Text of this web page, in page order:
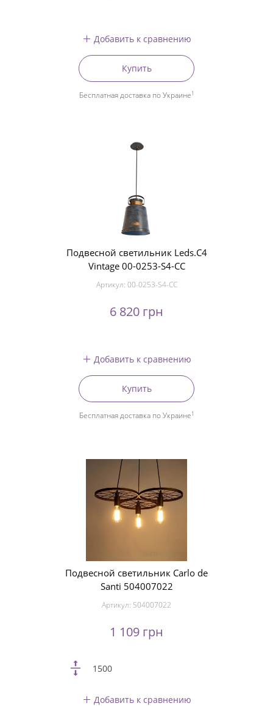
Добавить к сравнению
Купить
Бесплатная доставка по Украине1
Подвесной светильник Leds.C4
Vintage 00-0253-S4-CC
Артикул: 00-0253-S4-CC
6 820 грн
Добавить к сравнению
Купить
Бесплатная доставка по Украине1
Подвесной светильник Carlo de
Santi 504007022
Артикул: 504007022
1 109 грн
1500
Добавить к сравнению